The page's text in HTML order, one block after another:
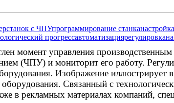
станок с ЧПУпрограммирование станканастройка
прогрессавтоматизациярегулировка
момент управления
(ЧПУ) и мониторит его работу.
Изображение иллюстрирует
Связанный с
в рекламных материалах компаний,